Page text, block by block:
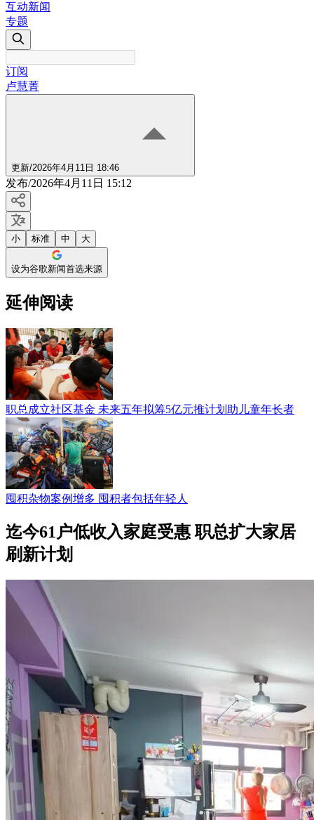
互动新闻
专题
订阅
卢慧菁
更新/2026年4月11日 18:46
发布/2026年4月11日 15:12
小 标准 中 大
设为谷歌新闻首选来源
延伸阅读
职总成立社区基金 未来五年拟筹5亿元推计划助儿童年长者
囤积杂物案例增多 囤积者包括年轻人
迄今61户低收入家庭受惠 职总扩大家居
刷新计划